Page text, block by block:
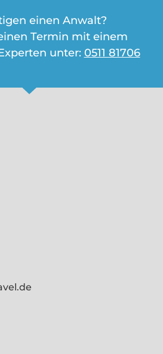
einen Anwalt?
Termin mit einem
unter: 0511 81706